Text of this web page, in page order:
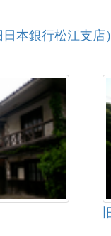
本銀行松江支店